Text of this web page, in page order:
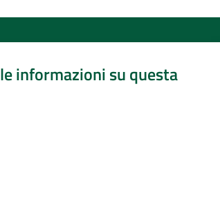
informazioni su questa